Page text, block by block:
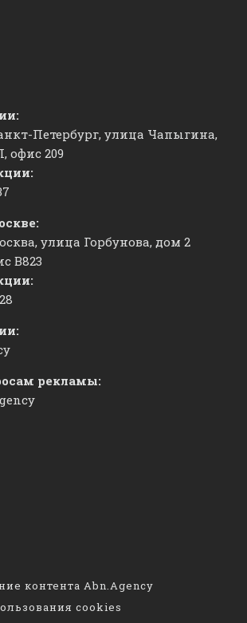
Петербург, улица Чапыгина,
офис 209
улица Горбунова, дом 2
​В823
рекламы:
контента Abn.Agency
cookies